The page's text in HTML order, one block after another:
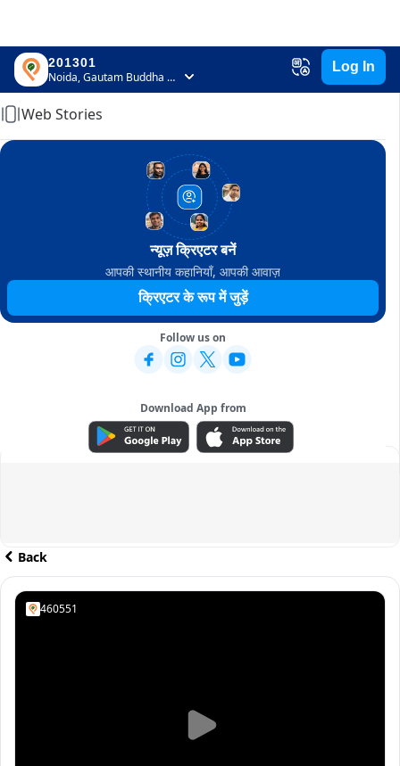
201301
Noida, Gautam Buddha Nagar, Uttar Pradesh
Log In
Home
Web Stories
न्यूज़ क्रिएटर बनें
आपकी स्थानीय कहानियाँ, आपकी आवाज़
क्रिएटर के रूप में जुड़ें
Follow us on
Download App from
ADVERTISEMENT
Back
460551